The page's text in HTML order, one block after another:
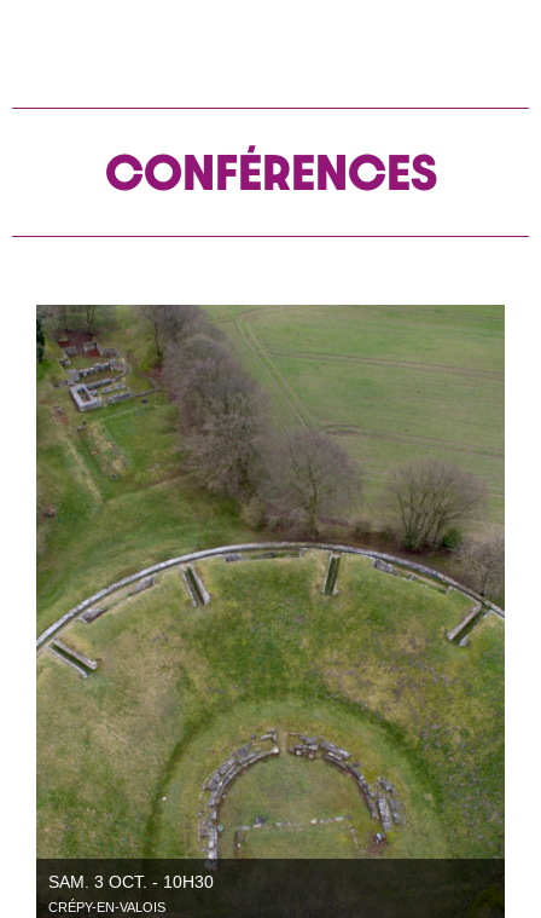
CONFÉRENCES
SAM. 3 OCT. - 10H30
CRÉPY-EN-VALOIS